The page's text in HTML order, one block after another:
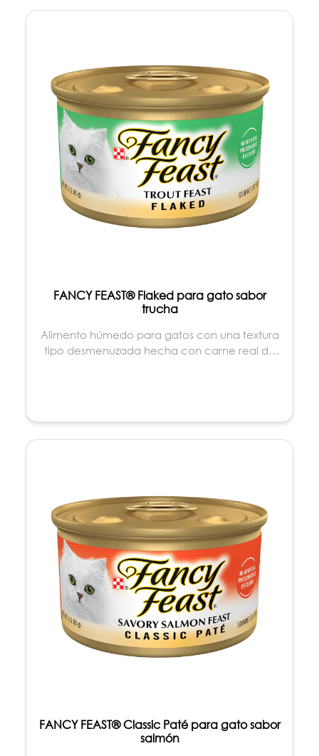
FANCY FEAST® Flaked para gato sabor
trucha
Alimento húmedo para gatos con una textura
tipo desmenuzada hecha con carne real de
FANCY FEAST® Classic Paté para gato sabor
salmón